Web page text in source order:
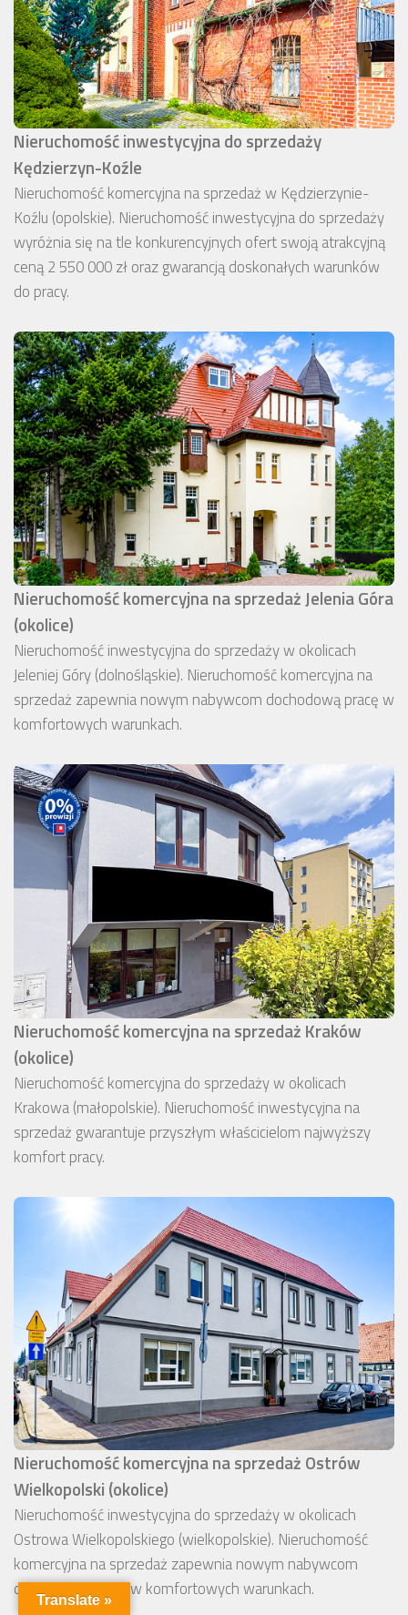
Nieruchomość inwestycyjna do sprzedaży
Kędzierzyn-Koźle
Nieruchomość komercyjna na sprzedaż w Kędzierzynie-
Koźlu (opolskie). Nieruchomość inwestycyjna do sprzedaży
wyróżnia się na tle konkurencyjnych ofert swoją atrakcyjną
ceną 2 550 000 zł oraz gwarancją doskonałych warunków
do pracy.
Nieruchomość komercyjna na sprzedaż Jelenia Góra
(okolice)
Nieruchomość inwestycyjna do sprzedaży w okolicach
Jeleniej Góry (dolnośląskie). Nieruchomość komercyjna na
sprzedaż zapewnia nowym nabywcom dochodową pracę w
komfortowych warunkach.
Nieruchomość komercyjna na sprzedaż Kraków
(okolice)
Nieruchomość komercyjna do sprzedaży w okolicach
Krakowa (małopolskie). Nieruchomość inwestycyjna na
sprzedaż gwarantuje przyszłym właścicielom najwyższy
komfort pracy.
Nieruchomość komercyjna na sprzedaż Ostrów
Wielkopolski (okolice)
Nieruchomość inwestycyjna do sprzedaży w okolicach
Ostrowa Wielkopolskiego (wielkopolskie). Nieruchomość
komercyjna na sprzedaż zapewnia nowym nabywcom
dochodową pracę w komfortowych warunkach.
Translate »